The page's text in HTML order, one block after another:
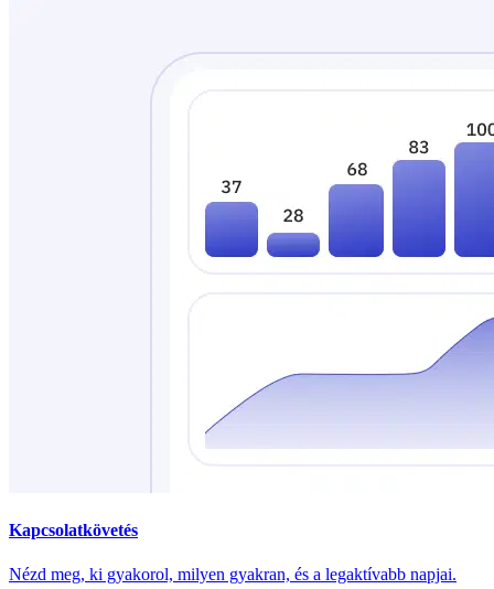
Kapcsolatkövetés
Nézd meg, ki gyakorol, milyen gyakran, és a legaktívabb napjai.